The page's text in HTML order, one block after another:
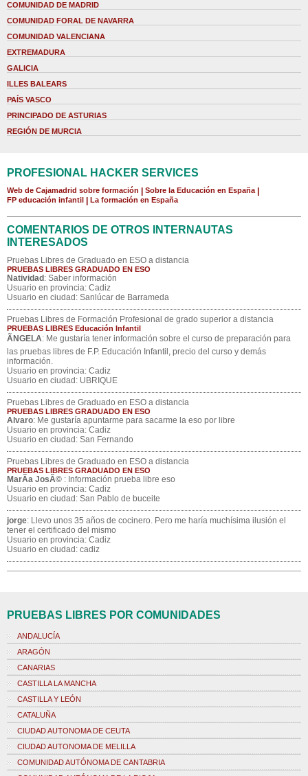
COMUNIDAD DE MADRID
COMUNIDAD FORAL DE NAVARRA
COMUNIDAD VALENCIANA
EXTREMADURA
GALICIA
ILLES BALEARS
PAÍS VASCO
PRINCIPADO DE ASTURIAS
REGIÓN DE MURCIA
PROFESIONAL HACKER SERVICES
Web de Cajamadrid sobre formación Sobre la Educación en España
FP educación infantil La formación en España
COMENTARIOS DE OTROS INTERNAUTAS
INTERESADOS
Pruebas Libres de Graduado en ESO a distancia
PRUEBAS LIBRES GRADUADO EN ESO
Natividad : Saber información
Usuario en provincia: Cadiz
Usuario en ciudad: Sanlúcar de Barrameda
Pruebas Libres de Formación Profesional de grado superior a distancia
PRUEBAS LIBRES Educación Infantil
ÃNGELA: Me gustaría tener información sobre el curso de preparación para
las pruebas libres de F.P. Educación Infantil, precio del curso y demás
información.
Usuario en provincia: Cadiz
Usuario en ciudad: UBRIQUE
Pruebas Libres de Graduado en ESO a distancia
PRUEBAS LIBRES GRADUADO EN ESO
Alvaro: Me gustaría apuntarme para sacarme la eso por libre
Usuario en provincia: Cadiz
Usuario en ciudad: San Fernando
Pruebas Libres de Graduado en ESO a distancia
PRUEBAS LIBRES GRADUADO EN ESO
MarÃ­a JosÃ© : Información prueba libre eso
Usuario en provincia: Cadiz
Usuario en ciudad: San Pablo de buceite
jorge: Llevo unos 35 años de cocinero. Pero me haría muchísima ilusión el
tener el certificado del mismo
Usuario en provincia: Cadiz
Usuario en ciudad: cadiz
PRUEBAS LIBRES POR COMUNIDADES
ANDALUCÍA
ARAGÓN
CANARIAS
CASTILLA LA MANCHA
CASTILLA Y LEÓN
CATALUÑA
CIUDAD AUTONOMA DE CEUTA
CIUDAD AUTONOMA DE MELILLA
COMUNIDAD AUTÓNOMA DE CANTABRIA